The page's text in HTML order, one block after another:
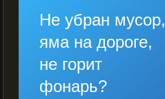
Не убран мусор,
яма на дороге,
не горит
фонарь?